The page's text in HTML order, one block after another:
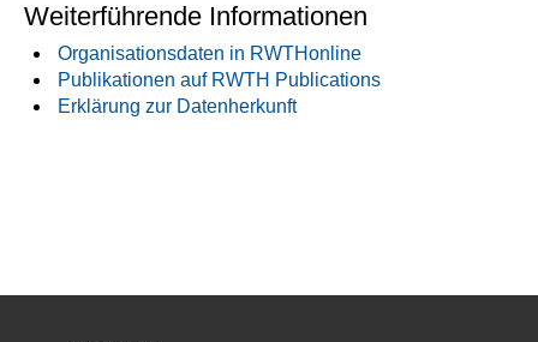
Weiterführende Informationen
Organisationsdaten in RWTHonline
Publikationen auf RWTH Publications
Erklärung zur Datenherkunft